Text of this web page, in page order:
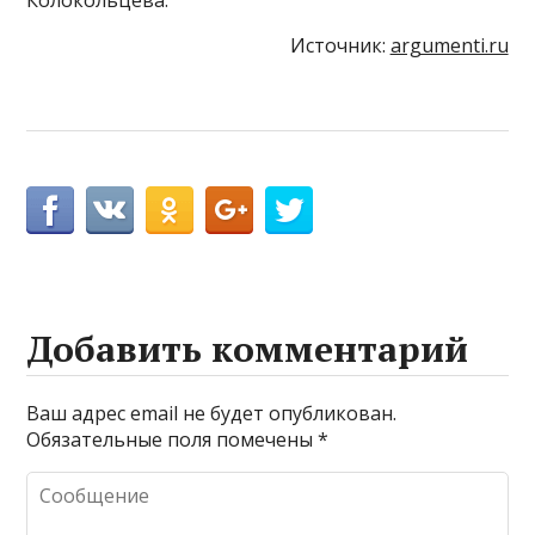
Источник: argumenti.ru
Добавить комментарий
Ваш адрес email не будет опубликован.
Обязательные поля помечены*